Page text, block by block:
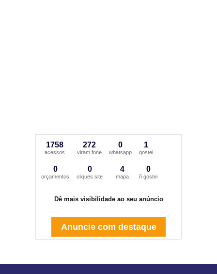
1758
acessos
272
viram fone
0
whatsapp
1
gostei
0
orçamentos
0
cliques site
4
mapa
0
ñ gostei
Dê mais visibilidade ao seu anúncio
Anuncie com destaque